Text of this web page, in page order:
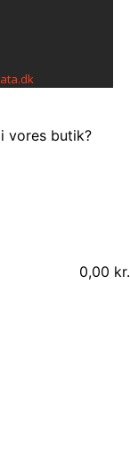
vores butik?
0,00 kr.